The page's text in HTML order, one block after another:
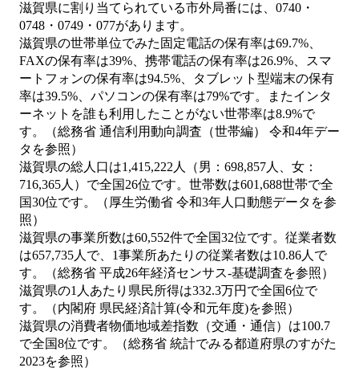
滋賀県に割り当てられている市外局番には、0740・
0748・0749・077があります。
滋賀県の世帯単位でみた固定電話の保有率は69.7%、
FAXの保有率は39%、携帯電話の保有率は26.9%、スマ
ートフォンの保有率は94.5%、タブレット型端末の保有
率は39.5%、パソコンの保有率は79%です。またインタ
ーネットを誰も利用したことがない世帯率は8.9%で
す。（総務省 通信利用動向調査（世帯編） 令和4年デー
タを参照）
滋賀県の総人口は1,415,222人（男：698,857人、女：
716,365人）で全国26位です。世帯数は601,688世帯で全
国30位です。（厚生労働省 令和3年人口動態データを参
照）
滋賀県の事業所数は60,552件で全国32位です。従業者数
は657,735人で、1事業所あたりの従業者数は10.86人で
す。（総務省 平成26年経済センサス‐基礎調査を参照）
滋賀県の1人あたり県民所得は332.3万円で全国6位で
す。（内閣府 県民経済計算(令和元年度)を参照）
滋賀県の消費者物価地域差指数（交通・通信）は100.7
で全国8位です。（総務省 統計でみる都道府県のすがた
2023を参照）